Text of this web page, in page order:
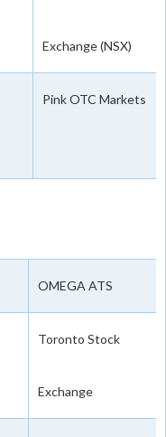
Exchange (NSX)
Pink OTC Markets
OMEGA ATS
Toronto Stock
Exchange